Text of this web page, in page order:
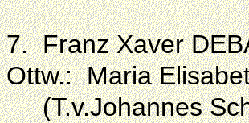
7. Franz Xaver
Ottw.: Maria
(T.v.Johannes